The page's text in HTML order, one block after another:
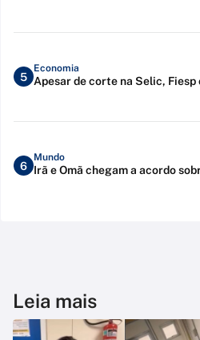
5
Economia
Apesar de corte na Selic,
6
Mundo
Irã e Omã chegam a acordo
Leia mais